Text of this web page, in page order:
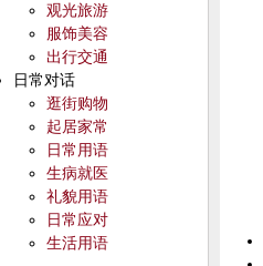
观光旅游
服饰美容
出行交通
日常对话
逛街购物
起居家常
日常用语
生病就医
礼貌用语
日常应对
生活用语